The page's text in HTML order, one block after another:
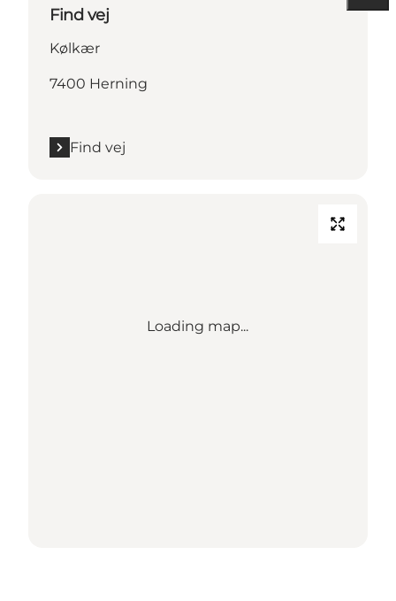
Find vej
Kølkær
7400 Herning
Find vej
Loading map...